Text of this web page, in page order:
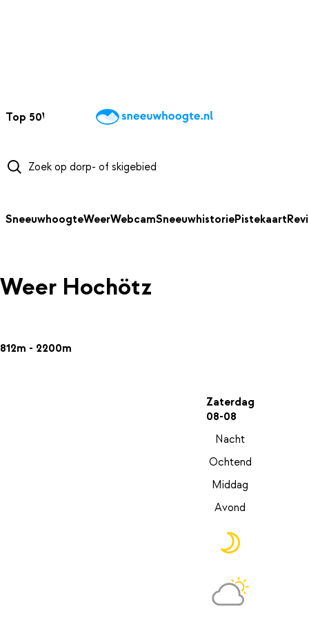
Top 50Webcams WintersportweerKaarten
SneeuwhoogteWeerWebcamSneeuwhistoriePistekaart
Weer Hochötz
812m - 2200m
Zaterdag
08-08
Nacht
Ochtend
Middag
Avond